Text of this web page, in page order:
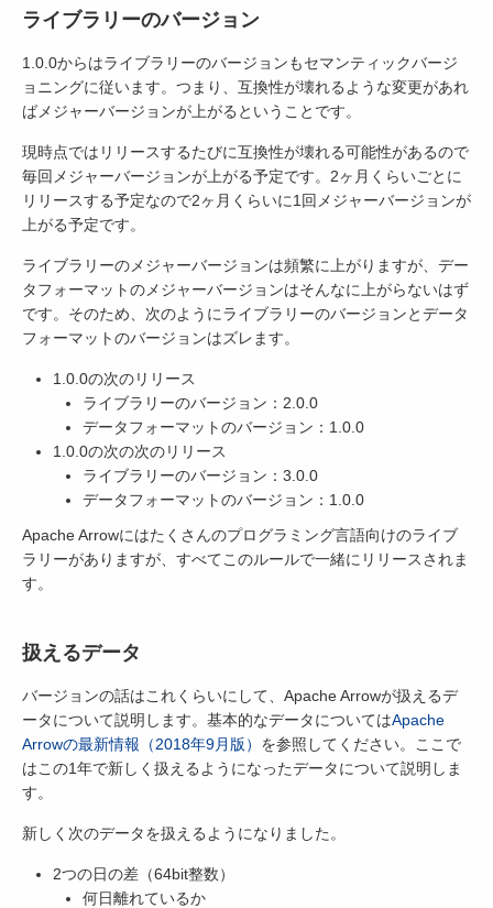
ライブラリーのバージョン
1.0.0からはライブラリーのバージョンもセマンティックバージ
ョニングに従います。つまり、互換性が壊れるような変更があれ
ばメジャーバージョンが上がるということです。
現時点ではリリースするたびに互換性が壊れる可能性があるので
毎回メジャーバージョンが上がる予定です。2ヶ月くらいごとに
リリースする予定なので2ヶ月くらいに1回メジャーバージョンが
上がる予定です。
ライブラリーのメジャーバージョンは頻繁に上がりますが、デー
タフォーマットのメジャーバージョンはそんなに上がらないはず
です。そのため、次のようにライブラリーのバージョンとデータ
フォーマットのバージョンはズレます。
1.0.0の次のリリース
ライブラリーのバージョン：2.0.0
データフォーマットのバージョン：1.0.0
1.0.0の次の次のリリース
ライブラリーのバージョン：3.0.0
データフォーマットのバージョン：1.0.0
Apache Arrowにはたくさんのプログラミング言語向けのライブ
ラリーがありますが、すべてこのルールで一緒にリリースされま
す。
扱えるデータ
バージョンの話はこれくらいにして、Apache Arrowが扱えるデ
ータについて説明します。基本的なデータについてはApache
Arrowの最新情報（2018年9月版） を参照してください。ここで
はこの1年で新しく扱えるようになったデータについて説明しま
す。
新しく次のデータを扱えるようになりました。
2つの日の差（64bit整数）
何日離れているか